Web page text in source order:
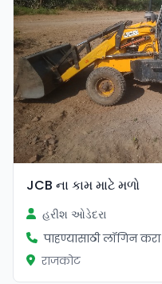
JCB ના કામ માટે મળો
હરીશ ઓડેદરા
पाहण्यासाठी लॉगिन करा
राजकोट